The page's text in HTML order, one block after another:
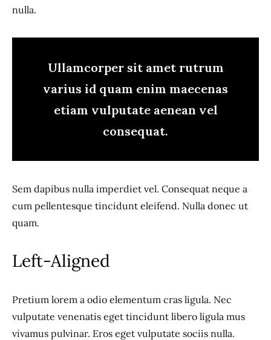
nulla.
Ullamcorper sit amet rutrum
varius id quam enim maecenas
etiam vulputate aenean vel
consequat.
Sem dapibus nulla imperdiet vel. Consequat neque a
cum pellentesque tincidunt eleifend. Nulla donec ut
quam.
Left-Aligned
Pretium lorem a odio elementum cras ligula. Nec
vulputate venenatis eget tincidunt libero ligula mus
vivamus pulvinar. Eros eget vulputate sociis nulla.